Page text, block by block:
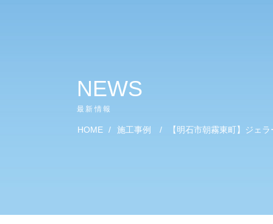
NEWS
最新情報
HOME / 施工事例 / 【明石市朝霧東町】ジェ